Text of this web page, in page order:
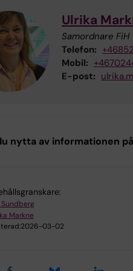
Ulrika
Samordnare FiH
Telefon:
Mobil:
E-post:
nytta av informationen
Markne
2026-03-02